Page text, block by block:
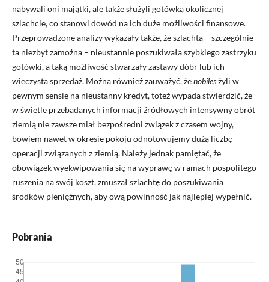
nabywali oni majątki, ale także służyli gotówką okolicznej
szlachcie, co stanowi dowód na ich duże możliwości finansowe.
Przeprowadzone analizy wykazały także, że szlachta – szczególnie
ta niezbyt zamożna – nieustannie poszukiwała szybkiego zastrzyku
gotówki, a taką możliwość stwarzały zastawy dóbr lub ich
wieczysta sprzedaż. Można również zauważyć, żenobilesżyli w
pewnym sensie na nieustanny kredyt, toteż wypada stwierdzić, że
w świetle przebadanych informacji źródłowych intensywny obrót
ziemią nie zawsze miał bezpośredni związek z czasem wojny,
bowiem nawet w okresie pokoju odnotowujemy dużą liczbę
operacji związanych z ziemią. Należy jednak pamiętać, że
obowiązek wyekwipowania się na wyprawę w ramach pospolitego
ruszenia na swój koszt, zmuszał szlachtę do poszukiwania
środków pieniężnych, aby ową powinność jak najlepiej wypełnić.
Pobrania